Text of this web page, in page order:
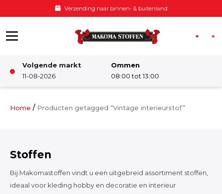
Voor 12:00 besteld, zelfde dag verzonden
Volgende markt
11-08-2026
Ommen
08:00 tot 13:00
Damesstoffen
Home / Producten getagged “Vintage interieurstof”
Stoffen
Bij Makomastoffen vindt u een uitgebreid assortiment stoffen,
ideaal voor kleding hobby en decoratie en interieur